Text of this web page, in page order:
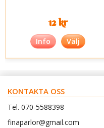
12 kr
Info Välj
KONTAKTA OSS
Tel. 070-5588398
finaparlor@gmail.com